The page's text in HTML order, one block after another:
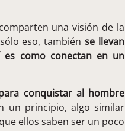
una visión de la
eso, tambiénse llevan
como conectan en un
conquistar al hombre
un principio, algo similar
ellos saben ser un poco